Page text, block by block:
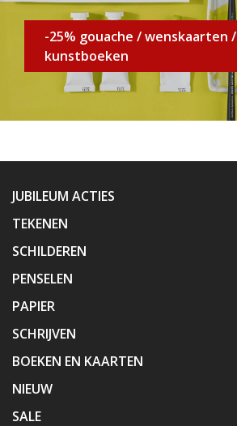
-25% gouache / wenskaarten /
kunstboeken
JUBILEUM ACTIES
TEKENEN
SCHILDEREN
PENSELEN
PAPIER
SCHRIJVEN
BOEKEN EN KAARTEN
NIEUW
SALE